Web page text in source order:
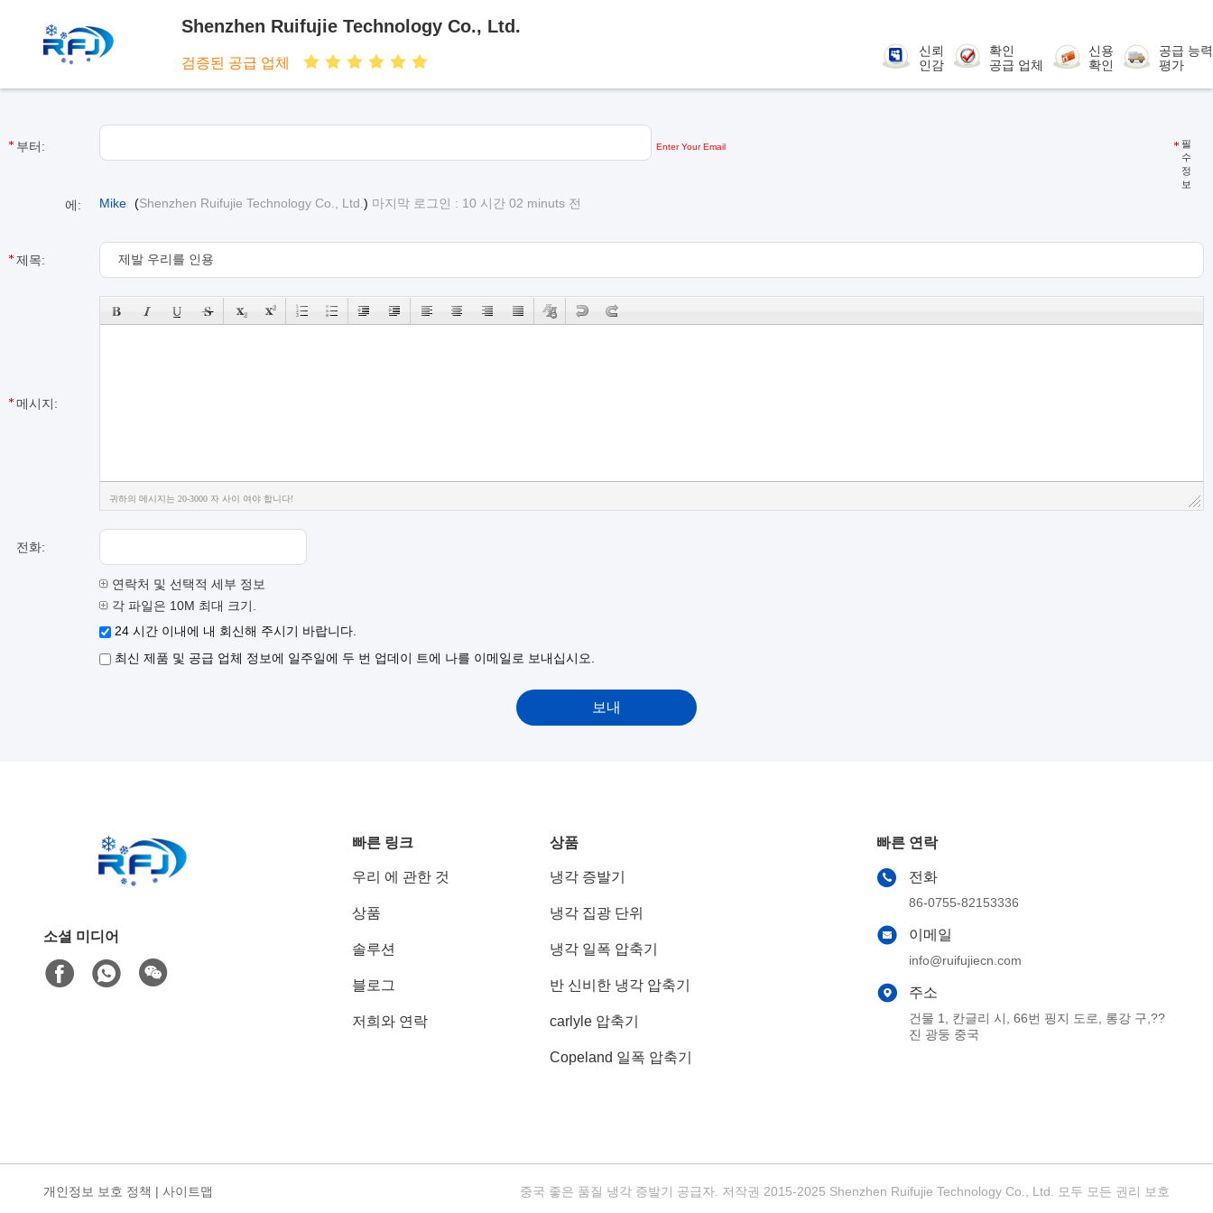
Shenzhen Ruifujie Technology Co., Ltd.
검증된 공급 업체
신뢰
인감
확인
공급 업체
신용
확인
공급 능력
평가
부터: Enter Your Email
필
수
정
보
에: Mike (Shenzhen Ruifujie Technology Co., Ltd. ) 마지막 로그인 : 10 시간 02 minuts 전
제목:
메시지:
귀하의 메시지는 20-3000 자 사이 여야 합니다!
전화:
연락처 및 선택적 세부 정보
각 파일은 10M 최대 크기.
24 시간 이내에 내 회신해 주시기 바랍니다.
최신 제품 및 공급 업체 정보에 일주일에 두 번 업데이 트에 나를 이메일로 보내십시오.
소셜 미디어
빠른 링크
우리 에 관한 것
상품
솔루션
블로그
저희와 연락
상품
냉각 증발기
냉각 집광 단위
냉각 일폭 압축기
반 신비한 냉각 압축기
carlyle 압축기
Copeland 일폭 압축기
빠른 연락
전화
86-0755-82153336
이메일
info@ruifujiecn.com
주소
건물 1, 칸글리 시, 66번 핑지 도로, 롱강 구,??
진 광둥 중국
개인정보 보호 정책 | 사이트맵 중국 좋은 품질 냉각 증발기 공급자. 저작권 2015-2025 Shenzhen Ruifujie Technology Co., Ltd. 모두 모든 권리 보호